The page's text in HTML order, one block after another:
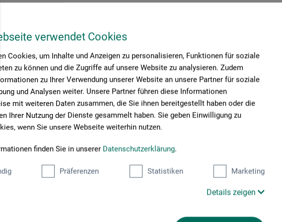
verwendet Cookies
Cookies, um Inhalte und Anzeigen zu personalisieren, Funktionen für soziale
zu können und die Zugriffe auf unsere Website zu analysieren. Zudem
zu Ihrer Verwendung unserer Website an unsere Partner für soziale
und Analysen weiter. Unsere Partner führen diese Informationen
mit weiteren Daten zusammen, die Sie ihnen bereitgestellt haben oder die
Ihrer Nutzung der Dienste gesammelt haben. Sie geben Einwilligung zu
wenn Sie unsere Webseite weiterhin nutzen.
finden Sie in unserer Datenschutzerklärung.
Präferenzen Statistiken Marketing
Details zeigen
modellermasse
DKK
DKK / (netto: 36,80 DKK)